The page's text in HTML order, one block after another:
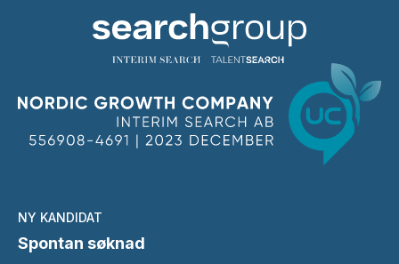
NY KANDIDAT
Spontan søknad